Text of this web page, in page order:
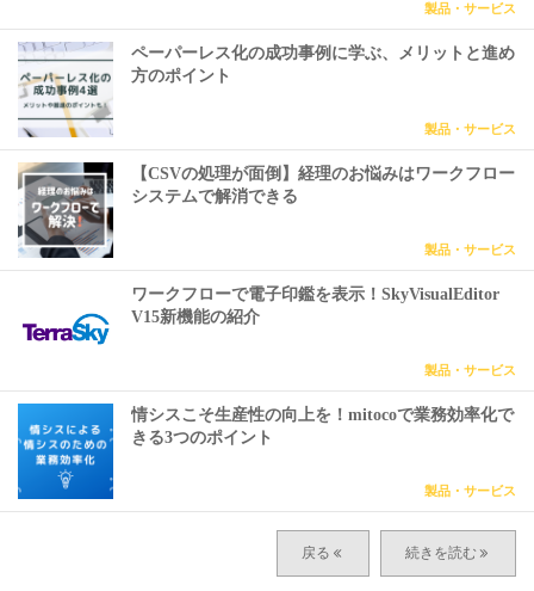
製品・サービス
ペーパーレス化の成功事例に学ぶ、メリットと進め
方のポイント
製品・サービス
【CSVの処理が面倒】経理のお悩みはワークフロー
システムで解消できる
製品・サービス
ワークフローで電子印鑑を表示！SkyVisualEditor
V15新機能の紹介
製品・サービス
情シスこそ生産性の向上を！mitocoで業務効率化で
きる3つのポイント
製品・サービス